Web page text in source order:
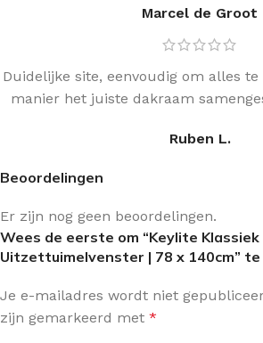
Marcel de Groot
Duidelijke site, eenvoudig om alles
manier het juiste dakraam
Ruben L.
Beoordelingen
Er zijn nog geen beoordelingen.
Wees de eerste om “Keylite
Uitzettuimelvenster | 78 x 140cm”
Je e-mailadres wordt niet
zijn gemarkeerd met *